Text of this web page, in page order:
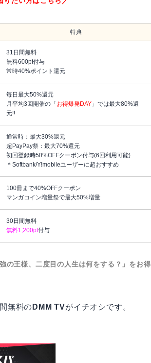
特典
31日間無料
無料600pt付与
常時40%ポイント還元
毎日最大50%還元
月平均3回開催の「お得爆発DAY 」では最大80%還
元!!
通常時：最大30%還元
超PayPay祭：最大70%還元
初回登録時50%OFFクーポン付与(6回利用可能)
＊Softbank/Y!mobileユーザーに超おすすめ
100冊まで40%OFFクーポン
マンガコイン増量祭で最大50%増量
30日間無料
無料1,200pt付与
の王様、二度目の人生は何をする？」をお得
無料の DMM TVがイチオシです。